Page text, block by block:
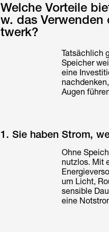
Welche Vorteile
w. das
twerk?
Tatsächlich
Speicher
eine
Augen
1. Sie haben Strom,
Ohne
nutzlos. Mit
um Licht,
sensible
eine